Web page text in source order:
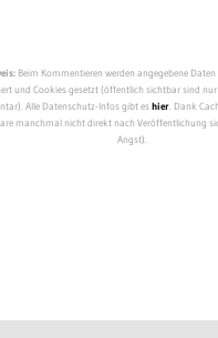
Beim Kommentieren werden angegebene Daten
und Cookies gesetzt (öffentlich sichtbar sind nur
Alle Datenschutz-Infos gibt eshier. Dank
manchmal nicht direkt nach Veröffentlichung
Angst).